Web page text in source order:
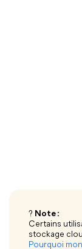
? Note :
Certains
stockage
Pourquoi